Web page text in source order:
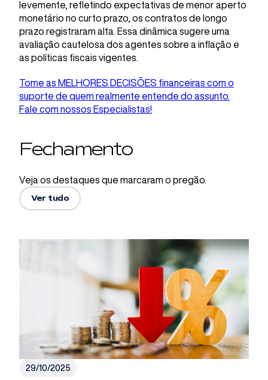
levemente, refletindo expectativas de menor aperto
monetário no curto prazo, os contratos de longo
prazo registraram alta. Essa dinâmica sugere uma
avaliação cautelosa dos agentes sobre a inflação e
as políticas fiscais vigentes.
Tome as MELHORES DECISÕES financeiras com o
suporte de quem realmente entende do assunto.
Fale com nossos Especialistas!
Fechamento
Veja os destaques que marcaram o pregão.
Ver tudo
29/10/2025